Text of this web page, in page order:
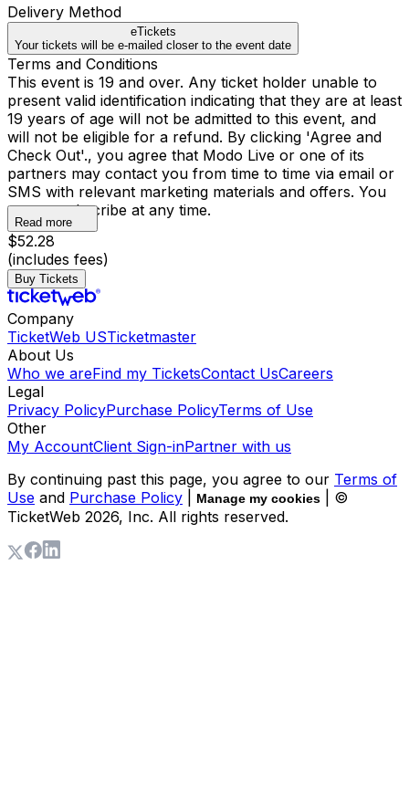
Delivery Method
eTickets
Your tickets will be e-mailed closer to the event date
Terms and Conditions
This event is 19 and over. Any ticket holder unable to
present valid identification indicating that they are at least
19 years of age will not be admitted to this event, and
will not be eligible for a refund. By clicking 'Agree and
Check Out'., you agree that Modo Live or one of its
partners may contact you from time to time via email or
SMS with relevant marketing materials and offers. You
may unsubscribe at any time.
Read more
$52.28
(includes fees)
Buy Tickets
Company
TicketWeb USTicketmaster
About Us
Who we areFind my TicketsContact UsCareers
Legal
Privacy PolicyPurchase PolicyTerms of Use
Other
My AccountClient Sign-inPartner with us
By continuing past this page, you agree to our Terms of
Use and Purchase Policy Manage my cookies
| ©
TicketWeb 2026, Inc. All rights reserved.